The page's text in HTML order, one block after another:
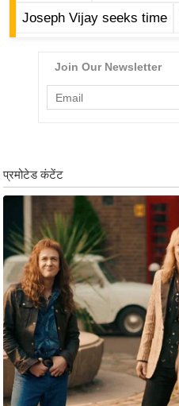
वु
B
r
k
i
n
g
N
e
w
s
Joseph Vijay seeks time